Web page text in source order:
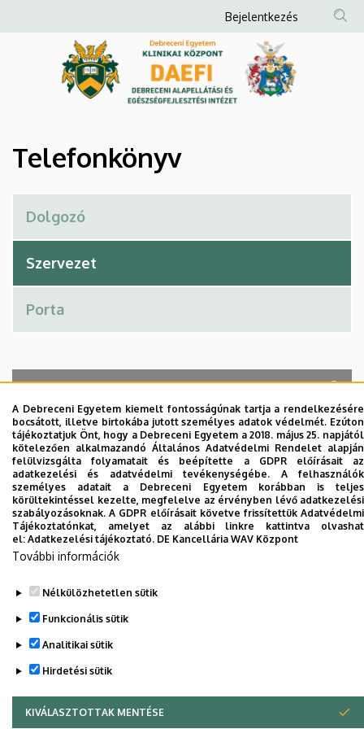
Debreceni
és
Egészségfejlesztési
Intézet
a
Anonim
Felhasználói
fiók
menüje
Bejelentkezés
Telefonkönyv
A keresés a következőkre működik: Név, Munkahely (szervezeti egység),
Beosztás, Munkakör, Mellék
Szervezetek
Nincs találat.
Dolgozói adatmódosítás igénylése a DE
telefonkönyvében
DE telefonkönyvében
A Debreceni Egyetem kiemelt fontosságúnak tartja a rendelkezésére
bocsátott, illetve birtokába jutott személyes adatok védelmét. Ezúton
tájékoztatjuk Önt, hogy a Debreceni Egyetem a 2018. május 25. napjától
kötelezően alkalmazandó Általános Adatvédelmi Rendelet alapján
felülvizsgálta folyamatait és beépítette a GDPR előírásait az
adatkezelési és adatvédelmi tevékenységébe. A felhasználók
személyes adatait a Debreceni Egyetem korábban is teljes
körültekintéssel kezelte, megfelelve az érvényben lévő adatkezelési
szabályozásoknak. A GDPR előírásait követve frissítettük Adatvédelmi
Tájékoztatónkat, amelyet az alábbi linkre kattintva olvashat
el: Adatkezelési tájékoztató. DE Kancellária WAV Központ
További információk
Nélkülözhetetlen sütik
Funkcionális sütik
Analitikai sütik
Hirdetési sütik
KIVÁLASZTOTTAK MENTÉSE
WITHDRAW CONSENT